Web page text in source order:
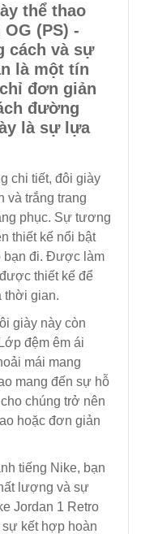
thể thao
(PS) -
cách và sự
là một tín
đơn giản
đường
là sự lựa
chi tiết, đôi giày
và trắng trang
phục. Sự tương
thiết kế nổi bật
bạn đi. Được làm
thiết kế để
thời gian.
giày này còn
đệm êm ái
mái mang
mang đến sự hỗ
chúng trở nên
hoặc đơn giản
tiếng Nike, bạn
lượng và sự
Jordan 1 Retro
kết hợp hoàn